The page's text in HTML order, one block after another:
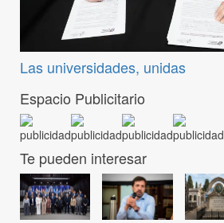
Las universidades, unidas
Espacio Publicitario
Te pueden interesar